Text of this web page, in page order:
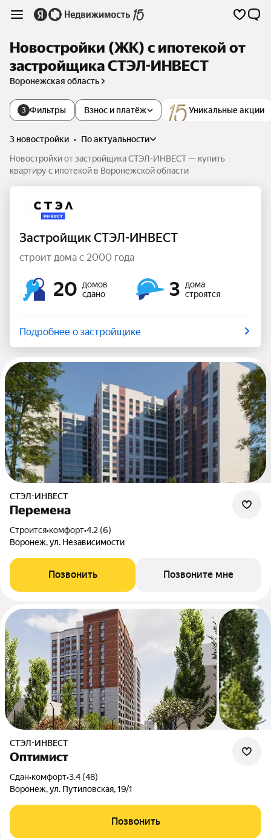
Новостройки (ЖК) с ипотекой от
застройщика СТЭЛ-ИНВЕСТ
Воронежская область
3 Фильтры Уникальные акции
Взнос и платёж
3 новостройки •
по актуальности
Новостройки от застройщика СТЭЛ-ИНВЕСТ — купить
квартиру с ипотекой в Воронежской области
Застройщик СТЭЛ-ИНВЕСТ
строит дома с 2000 года
20
домов
сдано
3
дома
строятся
Подробнее о застройщике
СТЭЛ-ИНВЕСТ
Перемена
Строится•комфорт•4.2 (6)
Воронеж, ул. Независимости
Позвонить Позвоните мне
СТЭЛ-ИНВЕСТ
Оптимист
Сдан•комфорт•3.4 (48)
Воронеж, ул. Путиловская, 19/1
Позвонить